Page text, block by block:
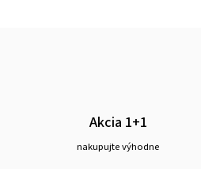
Akcia 1+1
nakupujte výhodne